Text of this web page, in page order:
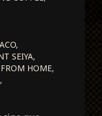
,
SEIYA,
HOME,
,